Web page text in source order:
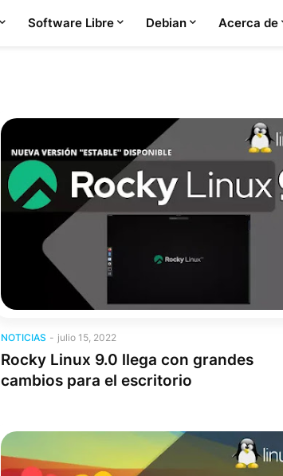
Software Libre Debian Acerca de
NOTICIAS - julio 15, 2022
Rocky Linux 9.0 llega con grandes
cambios para el escritorio